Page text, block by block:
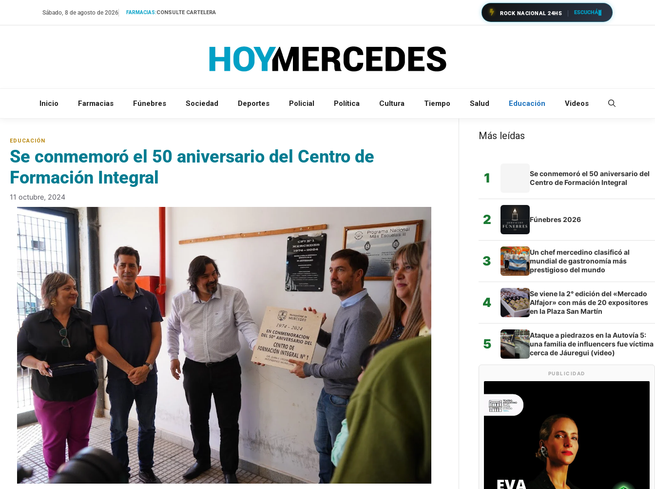
Sábado, 8 de agosto de 2026 FARMACIAS:CONSULTE CARTELERA ROCK NACIONAL 24HS ESCUCHÁ
Inicio Farmacias Fúnebres Sociedad Deportes Policial Política Cultura Tiempo Salud Educación Videos
Se conmemoró el 50 aniversario del Centro de
Formación Integral
11 octubre, 2024
Más leídas
1
Se conmemoró el 50 aniversario del
Centro de Formación Integral
2 Fúnebres 2026
3
Un chef mercedino clasificó al
mundial de gastronomía más
prestigioso del mundo
4
Se viene la 2° edición del «Mercado
Alfajor» con más de 20 expositores
en la Plaza San Martín
5
Ataque a piedrazos en la Autovía 5:
una familia de influencers fue víctima
cerca de Jáuregui (video)
PUBLICIDAD